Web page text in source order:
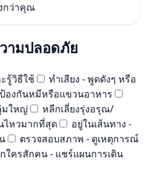
กว่าคุณ
ามปลอดภัย
รู้วิธีใช้
ทำเสียง - พูดดังๆ หรือ
ป้องกันหมีหรือแขวนอาหาร
มใหญ่
หลีกเลี่ยงรุ่งอรุณ/
ไหวมากที่สุด
อยู่ในเส้นทาง -
ตรวจสอบสภาพ - ดูเหตุการณ์
ใครสักคน - แชร์แผนการเดิน